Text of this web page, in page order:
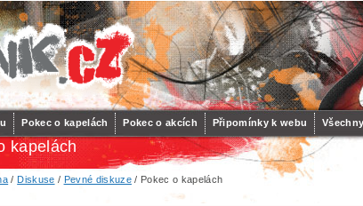
Pokec o kapelách Pokec o akcích Připomínky k webu Všechny
kapelách
/ Diskuse / Pevné diskuze/ Pokec o kapelách